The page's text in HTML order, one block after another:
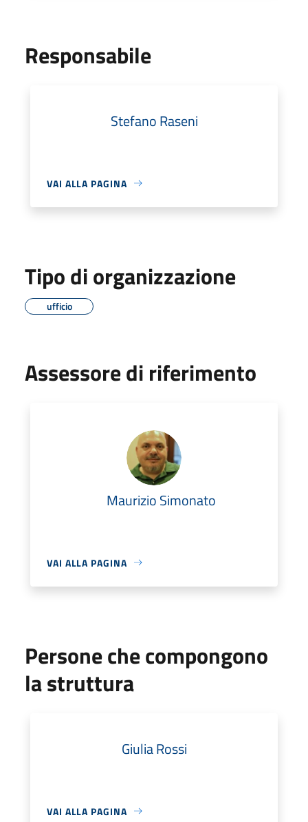
Responsabile
Stefano Raseni
VAI ALLA PAGINA
Tipo di organizzazione
ufficio
Assessore di riferimento
Maurizio Simonato
VAI ALLA PAGINA
Persone che compongono
la struttura
Giulia Rossi
VAI ALLA PAGINA